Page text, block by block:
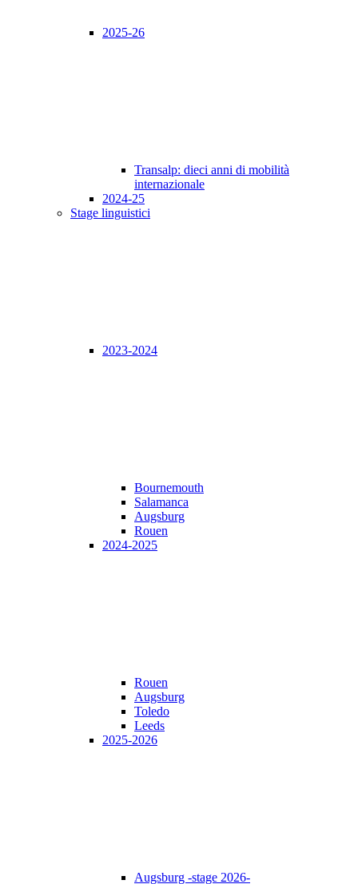
2025-26
Transalp: dieci anni di mobilità
internazionale
2024-25
Stage linguistici
2023-2024
Bournemouth
Salamanca
Augsburg
Rouen
2024-2025
Rouen
Augsburg
Toledo
Leeds
2025-2026
Augsburg -stage 2026-